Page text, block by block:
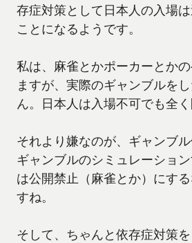
存症対策として日本人の入場
ことになるようです。
私は、麻雀とかポーカーとか
ますが、実際のギャンブルを
ん。日本人は入場不可でも全く
それより嫌なのが、ギャンブ
ギャンブルのシミュレーショ
は公開禁止（麻雀とか）にす
すね。
そして、ちゃんと依存症対策